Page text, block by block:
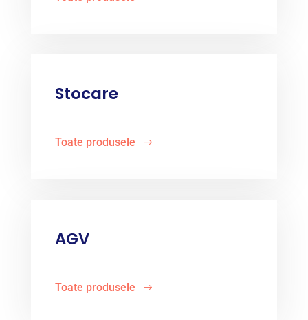
Stocare
Toate produsele
AGV
Toate produsele